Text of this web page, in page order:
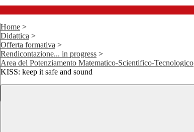
Home >
Didattica >
Offerta formativa >
Rendicontazione... in progress >
Area del Potenziamento Matematico-Scientifico-Tecnologico
KISS: keep it safe and sound